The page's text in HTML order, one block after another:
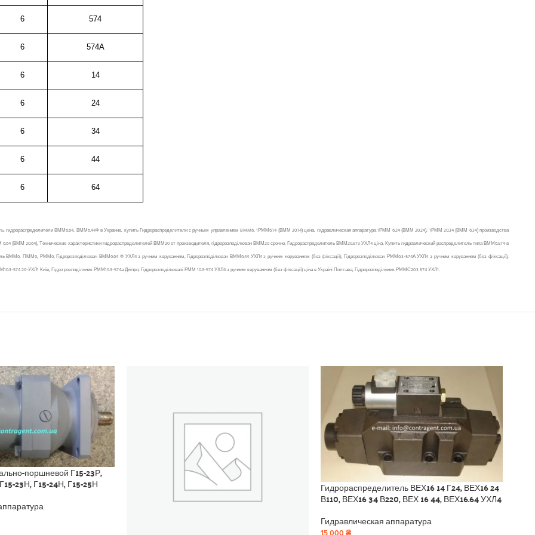
6 574
6 574А
6 14
6 24
6 34
6 44
6 64
гидрораспределители ВММ6.64, ВММ6.44Ф в Украине, купить Гидрораспределители с ручным управлением BMM6, 1РММ6.14 (ВММ 20.14) цена, гидравлическая аппаратура 1РММ 6.24 (ВММ 20.24), 1РММ 20.34 (ВММ 6.34) производства
(ВММ 20.64), Технические характеристики гидрораспределителей ВММ20 от производителя, гідророзподілювач ВММ20 срочно, Гидрораспределитель ВММ20.573 УХЛ4 ціна, Купить гидравлический распределитель типа ВММ6.574 в
ПММ6, РММ6, Гідророзподілювач ВММ6.64 Ф УХЛ4 з ручним керуванням, Гідророзподілювач ВММ6.44 УХЛ4 з ручним керуванням (без фіксації), Гідророзподілювач РММ6.3-574А УХЛ4 з ручним керуванням (без фіксації),
574 20-УХЛ1 Київ, Гідро розподільник РММ10.3-574а Дніпро, Гідророзподілювачі РММ 10.3-574 УХЛ4 з ручним керуванням (без фіксації) ціна в Україні Полтава, Гідророзподільник РММС20.3 574 УХЛ1.
поршневой Г15-23Р,
23Н, Г15-24Н, Г15-25Н Гидрораспределитель ВЕХ16 14 Г24, ВЕХ16 24
В110, ВЕХ16 34 В220, ВЕХ 16 44, ВЕХ16.64 УХЛ4
Гидравлическая аппаратура